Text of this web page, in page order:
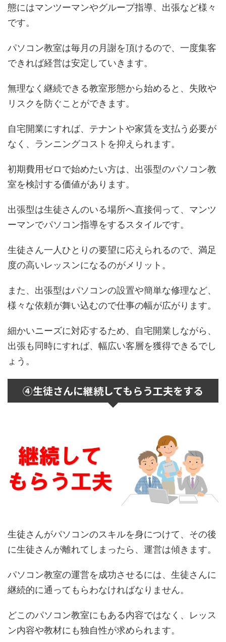
態にはマンツーマンやグループ指導、出張など様々
です。
パソコン教室は毎月の月謝を頂けるので、一度集客
できれば経営は安定していきます。
無理なく継続できる教室形態から始めると、失敗や
リスクを防ぐことができます。
自宅開業にすれば、テナントや家賃を支払う必要が
なく、ランニングコストを抑えられます。
初期費用ゼロで始めたい方は、出張型のパソコン教
室を検討する価値があります。
出張型は生徒さんのいる場所へ直接伺って、マンツ
ーマンでパソコン指導をするスタイルです。
生徒さん一人ひとりの要望に応えられるので、満足
度の高いレッスンになるのがメリット。
また、出張型はパソコンの設置や簡単な修理など、
様々な依頼が舞い込むので仕事の幅が広がります。
細かいニーズに対応するため、自宅開業しながら、
出張も同時にすれば、幅広い客層を獲得できるでし
ょう。
④生徒さんに継続してもらう工夫をする
生徒さんがパソコンのスキルを身につけて、その後
に生徒さんが離れてしまったら、運営は傾きます。
パソコン教室の運営を成功させるには、生徒さんに
継続的に通ってもらわなければなりません。
どこのパソコン教室にもある内容ではなく、レッス
ン内容や教材にも独自性が求められます。